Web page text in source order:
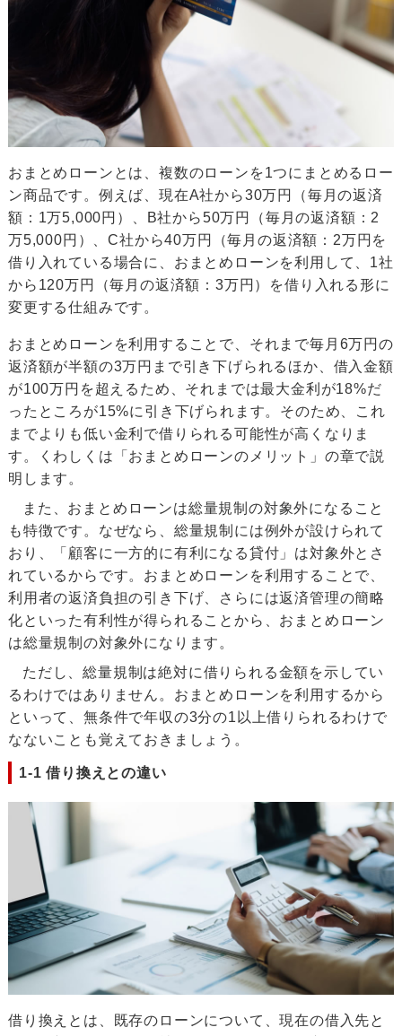
おまとめローンとは、複数のローンを1つにまとめるロー
ン商品です。例えば、現在A社から30万円（毎月の返済
額：1万5,000円）、B社から50万円（毎月の返済額：2
万5,000円）、C社から40万円（毎月の返済額：2万円を
借り入れている場合に、おまとめローンを利用して、1社
から120万円（毎月の返済額：3万円）を借り入れる形に
変更する仕組みです。
おまとめローンを利用することで、それまで毎月6万円の
返済額が半額の3万円まで引き下げられるほか、借入金額
が100万円を超えるため、それまでは最大金利が18%だ
ったところが15%に引き下げられます。そのため、これ
までよりも低い金利で借りられる可能性が高くなりま
す。くわしくは「おまとめローンのメリット」の章で説
明します。
また、おまとめローンは総量規制の対象外になること
も特徴です。なぜなら、総量規制には例外が設けられて
おり、「顧客に一方的に有利になる貸付」は対象外とさ
れているからです。おまとめローンを利用することで、
利用者の返済負担の引き下げ、さらには返済管理の簡略
化といった有利性が得られることから、おまとめローン
は総量規制の対象外になります。
ただし、総量規制は絶対に借りられる金額を示してい
るわけではありません。おまとめローンを利用するから
といって、無条件で年収の3分の1以上借りられるわけで
なないことも覚えておきましょう。
1-1 借り換えとの違い
借り換えとは、既存のローンについて、現在の借入先と